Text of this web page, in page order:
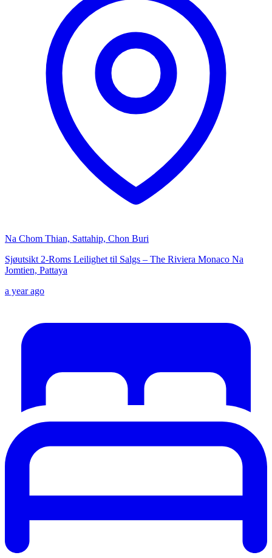
Na Chom Thian, Sattahip, Chon Buri
Sjøutsikt 2-Roms Leilighet til Salgs – The Riviera Monaco Na
Jomtien, Pattaya
a year ago